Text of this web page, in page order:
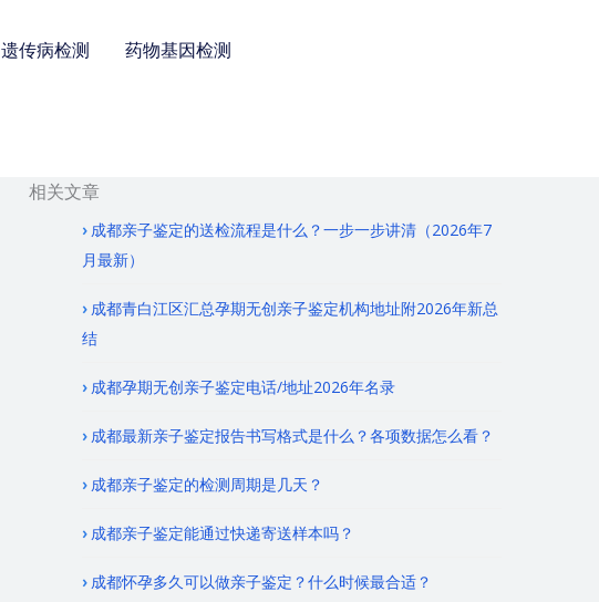
遗传病检测 药物基因检测
相关文章
成都亲子鉴定的送检流程是什么？一步一步讲清（2026年7
月最新）
成都青白江区汇总孕期无创亲子鉴定机构地址附2026年新总
结
成都孕期无创亲子鉴定电话/地址2026年名录
成都最新亲子鉴定报告书写格式是什么？各项数据怎么看？
成都亲子鉴定的检测周期是几天？
成都亲子鉴定能通过快递寄送样本吗？
成都怀孕多久可以做亲子鉴定？什么时候最合适？